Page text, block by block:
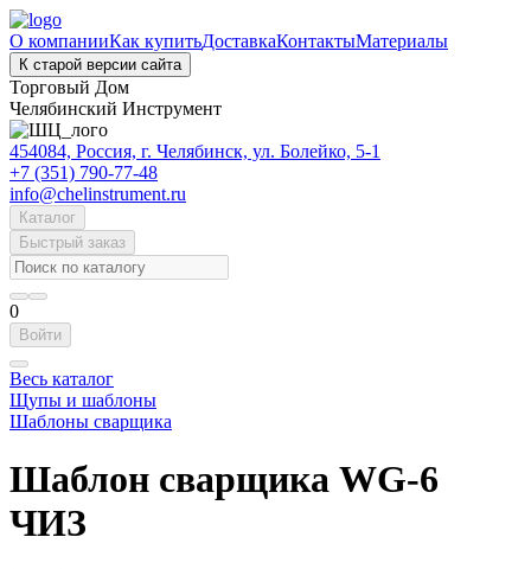
О компанииКак купитьДоставкаКонтактыМатериалы
К старой версии сайта
Торговый Дом
Челябинский Инструмент
454084, Россия, г. Челябинск, ул. Болейко, 5-1
+7 (351) 790-77-48
info@chelinstrument.ru
Каталог
Быстрый заказ
0
Войти
Весь каталог
Щупы и шаблоны
Шаблоны сварщика
Шаблон сварщика WG-6
ЧИЗ